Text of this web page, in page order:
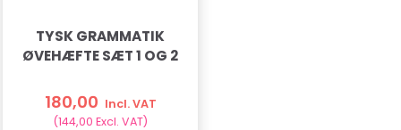
TYSK GRAMMATIK
ØVEHÆFTE SÆT 1 OG 2
180,00 Incl. VAT
(144,00 Excl. VAT)